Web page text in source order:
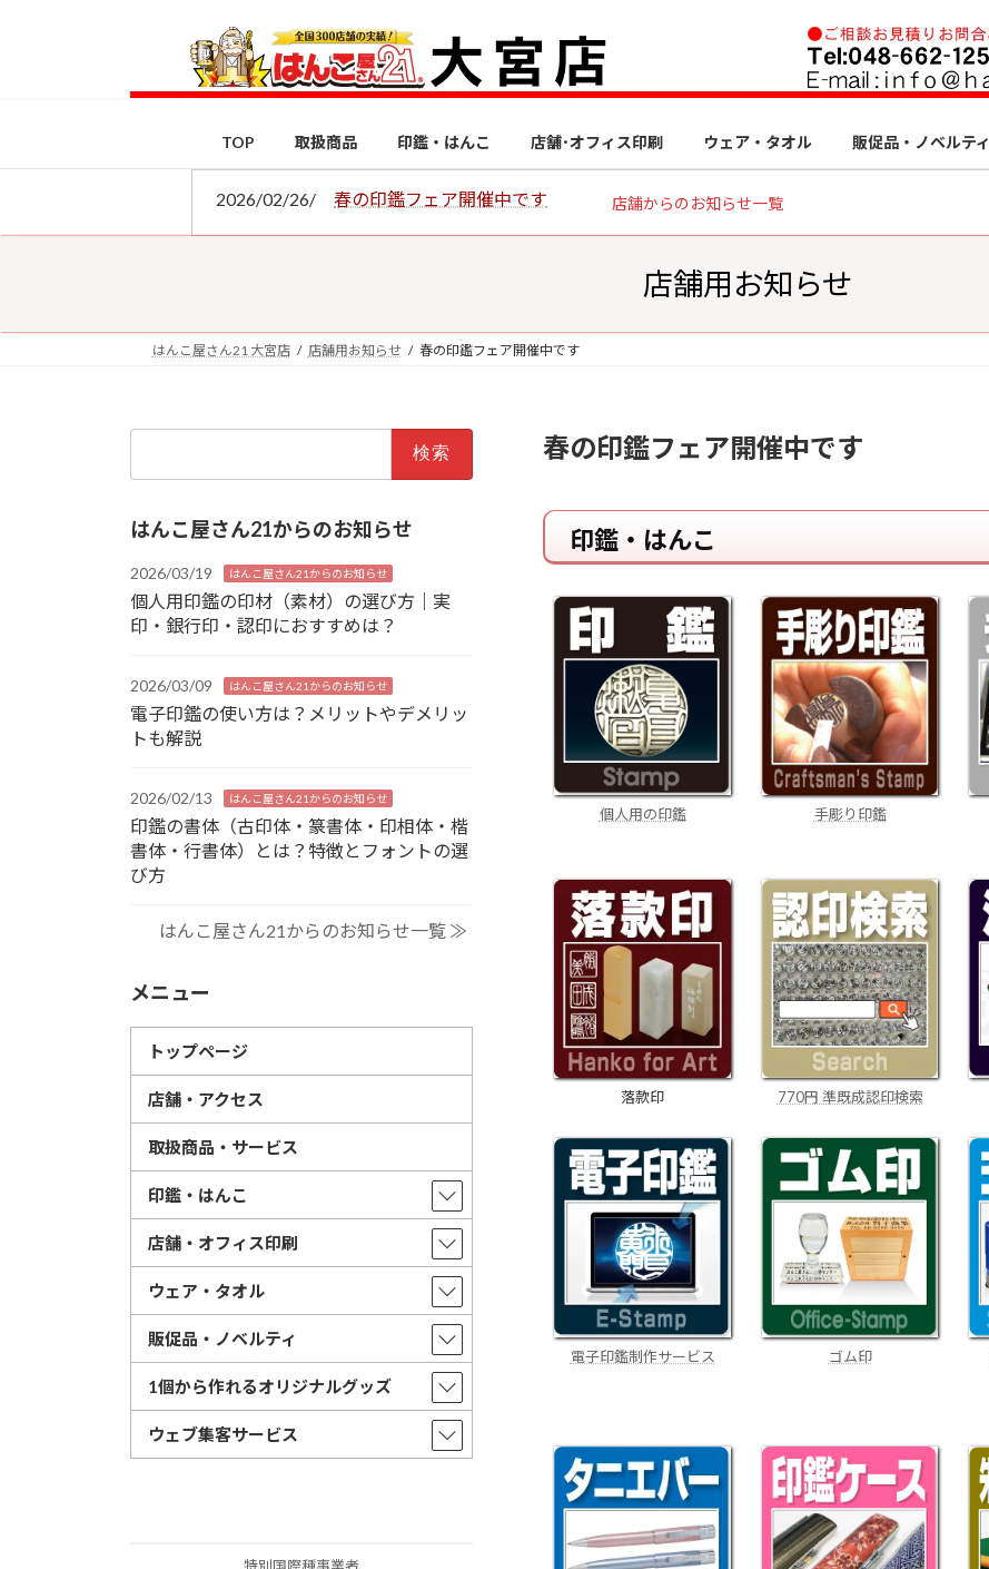
ス
ン
TOP 取扱商品 印鑑・はんこ 店舗･オフィス印刷 ウェア・タオル 販促品・ノベルティ
2026/02/26/ 春の印鑑フェア開催中です 店舗からのお知らせ一覧
店舗用お知らせ
はんこ屋さん21 大宮店 店舗用お知らせ 春の印鑑フェア開催中です
春の印鑑フェア開催中です
印鑑・はんこ
個人用の印鑑 手彫り印鑑
落款印 770円 準既成認印検索
電子印鑑制作サービス ゴム印
はんこ屋さん21からのお知らせ
2026/03/19 はんこ屋さん21からのお知らせ
個人用印鑑の印材（素材）の選び方｜実
印・銀行印・認印におすすめは？
2026/03/09 はんこ屋さん21からのお知らせ
電子印鑑の使い方は？メリットやデメリッ
トも解説
2026/02/13 はんこ屋さん21からのお知らせ
印鑑の書体（古印体・篆書体・印相体・楷
書体・行書体）とは？特徴とフォントの選
び方
はんこ屋さん21からのお知らせ一覧 ≫
メニュー
トップページ
店舗・アクセス
取扱商品・サービス
印鑑・はんこ
店舗・オフィス印刷
ウェア・タオル
販促品・ノベルティ
1個から作れるオリジナルグッズ
ウェブ集客サービス
特別国際種事業者